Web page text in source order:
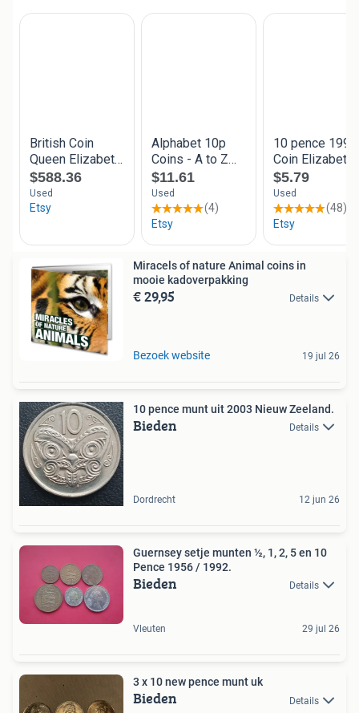
Miracels of nature Animal coins in
mooie kadoverpakking
€ 29,95 Details
Bezoek website 19 jul 26
10 pence munt uit 2003 Nieuw Zeeland.
Bieden Details
Dordrecht 12 jun 26
Guernsey setje munten ½, 1, 2, 5 en 10
Pence 1956 / 1992.
Bieden Details
Vleuten 29 jul 26
3 x 10 new pence munt uk
Bieden Details